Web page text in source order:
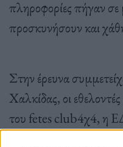
πληροφορίες πήγαν σε
προσκυνήσουν και
Στην έρευνα
Χαλκίδας, οι
του fetes club4χ4, η